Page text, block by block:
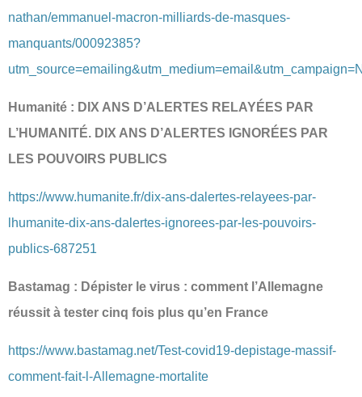
nathan/emmanuel-macron-milliards-de-masques-
manquants/00092385?
Humanité : DIX ANS D’ALERTES RELAYÉES PAR
L’HUMANITÉ. DIX ANS D’ALERTES IGNORÉES PAR
LES POUVOIRS PUBLICS
https://www.humanite.fr/dix-ans-dalertes-relayees-par-
lhumanite-dix-ans-dalertes-ignorees-par-les-pouvoirs-
publics-687251
Bastamag : Dépister le virus : comment l’Allemagne
réussit à tester cinq fois plus qu’en France
https://www.bastamag.net/Test-covid19-depistage-massif-
comment-fait-l-Allemagne-mortalite